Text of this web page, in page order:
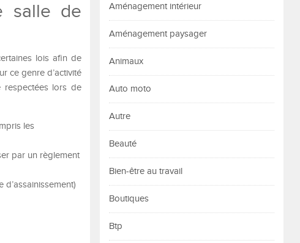
salle de
lois afin de
ce genre d’activité
respectées lors de
les
par un règlement
Aménagement intérieur
Aménagement paysager
Animaux
Auto moto
Autre
Beauté
Bien-être au travail
Boutiques
Btp